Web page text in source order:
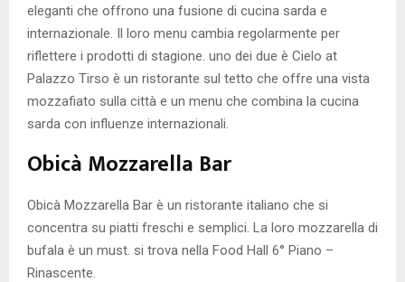
eleganti che offrono una fusione di cucina sarda e
internazionale. Il loro menu cambia regolarmente per
riflettere i prodotti di stagione. uno dei due è Cielo at
Palazzo Tirso è un ristorante sul tetto che offre una vista
mozzafiato sulla città e un menu che combina la cucina
sarda con influenze internazionali.
Obicà Mozzarella Bar
Obicà Mozzarella Bar è un ristorante italiano che si
concentra su piatti freschi e semplici. La loro mozzarella di
bufala è un must. si trova nella Food Hall 6° Piano –
Rinascente.